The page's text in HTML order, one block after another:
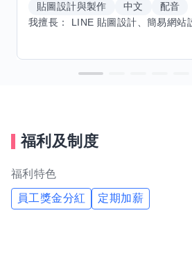
貼圖設計與製作
中文
配音
福利及制度
福利特色
員工獎金分紅 定期加薪